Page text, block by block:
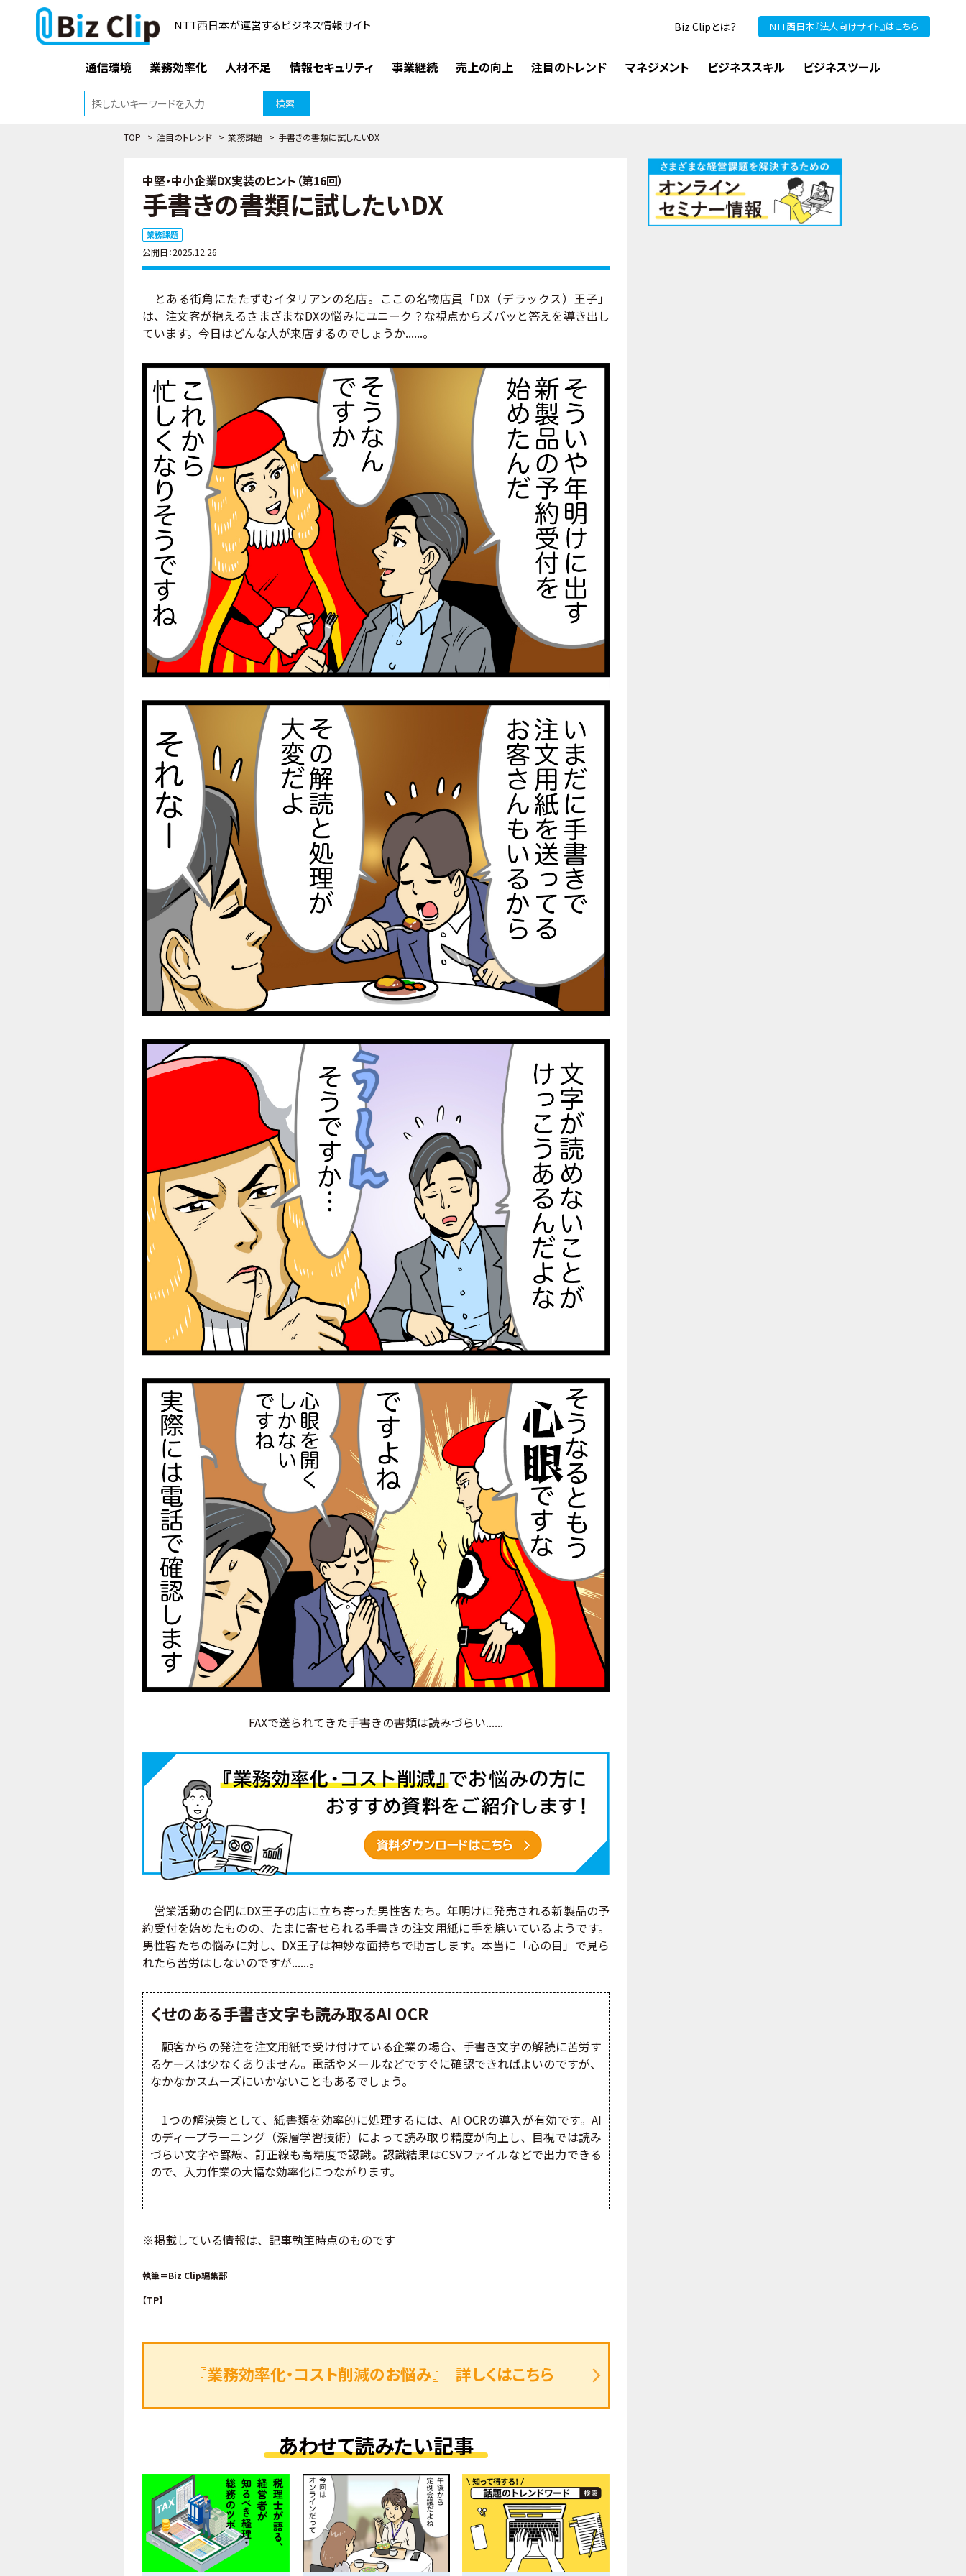
NTT西日本が運営するビジネス情報サイト Biz Clipとは？ NTT西日本『法人向けサイト』はこちら
通信環境 業務効率化 人材不足 情報セキュリティ 事業継続 売上の向上 注目のトレンド マネジメント ビジネススキル ビジネスツール
検索
TOP > 注目のトレンド > 業務課題 > 手書きの書類に試したいDX
中堅・中小企業DX実装のヒント（第16回）
手書きの書類に試したいDX
業務課題
公開日：2025.12.26
とある街角にたたずむイタリアンの名店。ここの名物店員「DX（デラックス）王子」
は、注文客が抱えるさまざまなDXの悩みにユニーク？な視点からズバッと答えを導き出し
ています。今日はどんな人が来店するのでしょうか......。
FAXで送られてきた手書きの書類は読みづらい......
営業活動の合間にDX王子の店に立ち寄った男性客たち。年明けに発売される新製品の予
約受付を始めたものの、たまに寄せられる手書きの注文用紙に手を焼いているようです。
男性客たちの悩みに対し、DX王子は神妙な面持ちで助言します。本当に「心の目」で見ら
れたら苦労はしないのですが......。
くせのある手書き文字も読み取るAI OCR
顧客からの発注を注文用紙で受け付けている企業の場合、手書き文字の解読に苦労す
るケースは少なくありません。電話やメールなどですぐに確認できればよいのですが、
なかなかスムーズにいかないこともあるでしょう。
1つの解決策として、紙書類を効率的に処理するには、AI OCRの導入が有効です。AI
のディープラーニング（深層学習技術）によって読み取り精度が向上し、目視では読み
づらい文字や罫線、訂正線も高精度で認識。認識結果はCSVファイルなどで出力できる
ので、入力作業の大幅な効率化につながります。
※掲載している情報は、記事執筆時点のものです
執筆＝Biz Clip編集部
【TP】
『業務効率化・コスト削減のお悩み』 詳しくはこちら
あわせて読みたい記事